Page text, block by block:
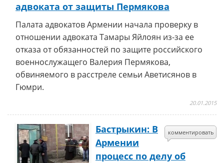
адвоката от защиты Пермякова
Палата адвокатов Армении начала проверку в
отношении адвоката Тамары Яйлоян из-за ее
отказа от обязанностей по защите российского
военнослужащего Валерия Пермякова,
обвиняемого в расстреле семьи Аветисянов в
Гюмри.
20.01.2015
комментировать
Бастрыкин: В
Армении
процесс по делу об